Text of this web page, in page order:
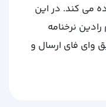
می کند. در این
کیلوگرم رادین نرخنامه
وای فای ارسال و